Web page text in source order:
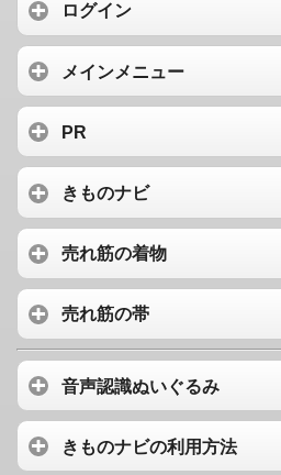
ログイン
メインメニュー
PR
きものナビ
売れ筋の着物
売れ筋の帯
音声認識ぬいぐるみ
きものナビの利用方法